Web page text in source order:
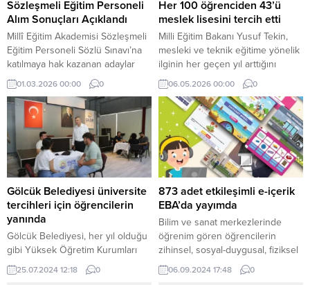
Sözleşmeli Eğitim Personeli
Alım Sonuçları Açıklandı
Millî Eğitim Akademisi Sözleşmeli
Eğitim Personeli Sözlü Sınavı’na
katılmaya hak kazanan adaylar
açıklandı. Sözlü sınavlar, 3-9 Mart
2026 tarihleri arasında Ankara’da
gerçekleştirilecek.
01.03.2026 00:00 0
Her 100 öğrenciden 43’ü
meslek lisesini tercih etti
Milli Eğitim Bakanı Yusuf Tekin,
mesleki ve teknik eğitime yönelik
ilginin her geçen yıl arttığını
belirterek, bu eğitim öğretim
döneminde ilk kez kayıt yaptıran
her 100 öğrenciden 43’ünün
meslek liselerini tercih ettiğini
açıkladı.
06.05.2026 00:00 0
Gölcük Belediyesi üniversite
tercihleri için öğrencilerin
yanında
Gölcük Belediyesi, her yıl olduğu
gibi Yüksek Öğretim Kurumları
Sınavı’nda (YKS) en doğru tercihi
yapmak için karar vermeye
25.07.2024 12:18 0
873 adet etkileşimli e-içerik
EBA’da yayımda
Bilim ve sanat merkezlerinde
öğrenim gören öğrencilerin
zihinsel, sosyal-duygusal, fiziksel
ve ahlaki bakımdan çok yönlü
gelişimini destekleyen Türkiye
06.09.2024 17:48 0